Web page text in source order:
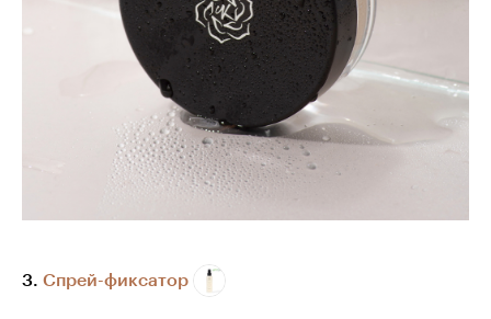
3. Спрей-фиксатор